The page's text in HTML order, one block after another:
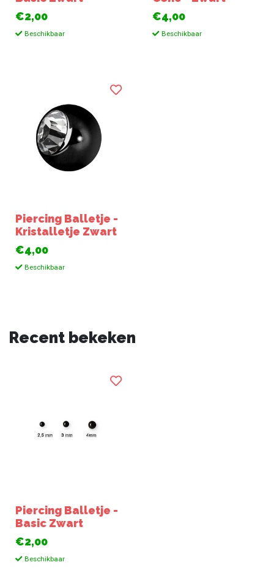
€2,00
Beschikbaar
€4,00
Beschikbaar
Piercing Balletje -
Kristalletje Zwart
€4,00
Beschikbaar
Recent bekeken
Piercing Balletje -
Basic Zwart
€2,00
Beschikbaar